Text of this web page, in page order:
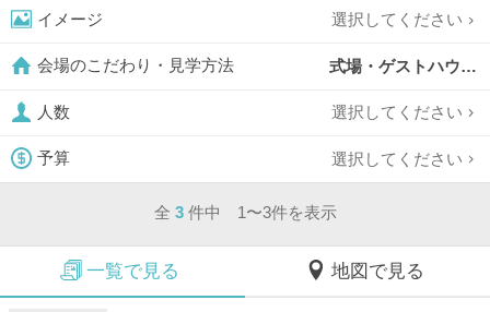
イメージ 選択してください
会場のこだわり・見学方法 式場・ゲストハウス,
人数 選択してください
予算 選択してください
全 3 件中 1〜3件を表示
一覧で見る 地図で見る